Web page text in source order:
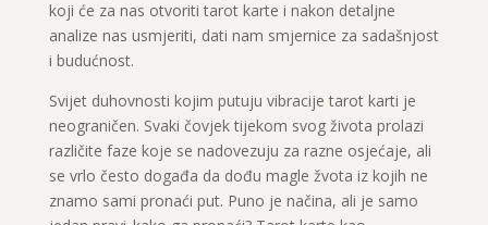
koji će za nas otvoriti tarot karte i nakon detaljne
analize nas usmjeriti, dati nam smjernice za sadašnjost
i budućnost.
Svijet duhovnosti kojim putuju vibracije tarot karti je
neograničen. Svaki čovjek tijekom svog života prolazi
različite faze koje se nadovezuju za razne osjećaje, ali
se vrlo često događa da dođu magle žvota iz kojih ne
znamo sami pronaći put. Puno je načina, ali je samo